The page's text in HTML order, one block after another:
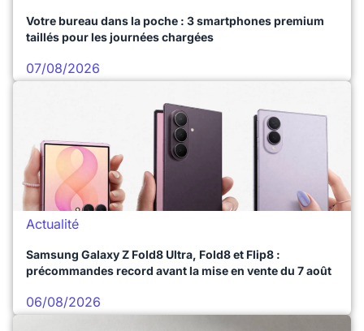
Votre bureau dans la poche : 3 smartphones premium
taillés pour les journées chargées
07/08/2026
Actualité
Samsung Galaxy Z Fold8 Ultra, Fold8 et Flip8 :
précommandes record avant la mise en vente du 7 août
06/08/2026